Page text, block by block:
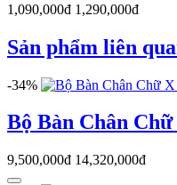
1,090,000đ 1,290,000đ
Sản phẩm liên
-34%
Bộ Bàn Chân
9,500,000đ 14,320,000đ